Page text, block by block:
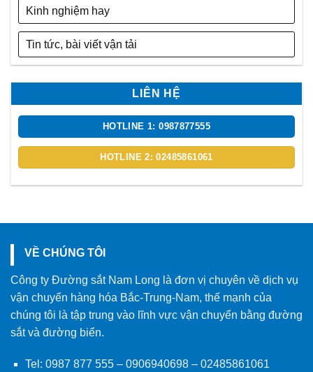
Kinh nghiệm hay
Tin tức, bài viết vận tải
LIÊN HỆ
HOTLINE 1: 0987877555
HOTLINE 2: 02485861061
VỀ CHÚNG TÔI
Công ty Đường sắt Nam Long là đơn vị chuyên về dịch vụ
vận chuyển hàng hóa Bắc-Trung-Nam, thế mạnh của
chúng tôi là tập trung vào lĩnh vực vận chuyển bằng đường
sắt và đường biển.
Tel: 0987 877 555– 0906940698– 02485861061